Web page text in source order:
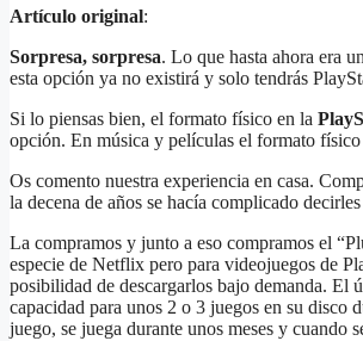
Artículo original:
Sorpresa, sorpresa. Lo que hasta ahora era
esta opción ya no existirá y solo tendrás
Si lo piensas bien, el formato físico en la
opción. En música y películas el formato físico
Os comento nuestra experiencia en casa.
la decena de años se hacía complicado
La compramos y junto a eso compramos el
especie de Netflix pero para videojuegos de
posibilidad de descargarlos bajo demanda. El
capacidad para unos 2 o 3 juegos en su disco
juego, se juega durante unos meses y cuando